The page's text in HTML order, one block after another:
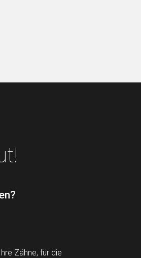
Zähne, für die